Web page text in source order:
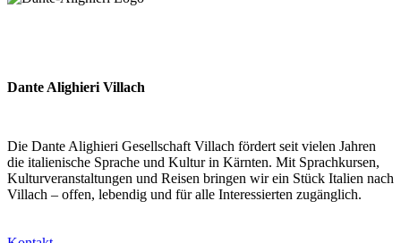
Dante Alighieri Villach
Die Dante Alighieri Gesellschaft Villach fördert seit vielen Jahren
die italienische Sprache und Kultur in Kärnten. Mit Sprachkursen,
Kulturveranstaltungen und Reisen bringen wir ein Stück Italien nach
Villach – offen, lebendig und für alle Interessierten zugänglich.